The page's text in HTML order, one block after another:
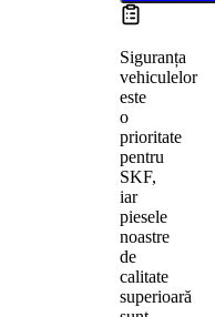
Siguranța
vehiculelor
este
o
prioritate
pentru
SKF,
iar
piesele
noastre
de
calitate
superioară